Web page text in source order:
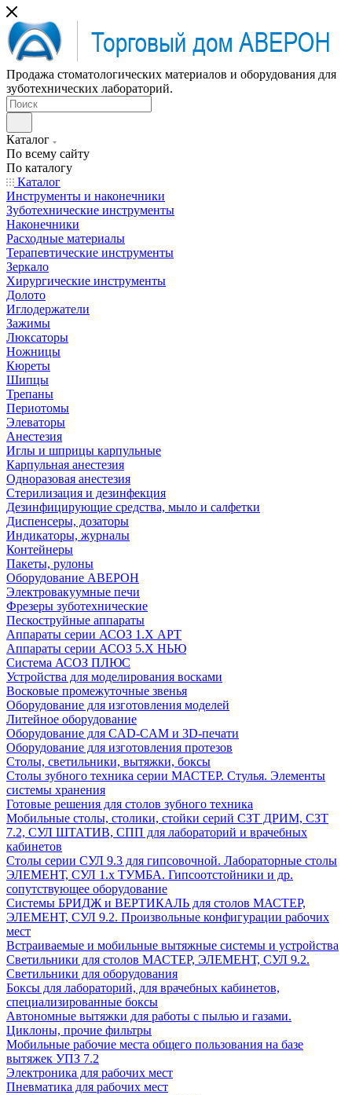
Продажа стоматологических материалов и оборудования для
зуботехнических лабораторий.
Каталог
По всему сайту
По каталогу
Каталог
Инструменты и наконечники
Зуботехнические инструменты
Наконечники
Расходные материалы
Терапевтические инструменты
Зеркало
Хирургические инструменты
Долото
Иглодержатели
Зажимы
Люксаторы
Ножницы
Кюреты
Шипцы
Трепаны
Периотомы
Элеваторы
Анестезия
Иглы и шприцы карпульные
Карпульная анестезия
Одноразовая анестезия
Стерилизация и дезинфекция
Дезинфицирующие средства, мыло и салфетки
Диспенсеры, дозаторы
Индикаторы, журналы
Контейнеры
Пакеты, рулоны
Оборудование АВЕРОН
Электровакуумные печи
Фрезеры зуботехнические
Пескоструйные аппараты
Аппараты серии АСОЗ 1.Х АРТ
Аппараты серии АСОЗ 5.Х НЬЮ
Система АСОЗ ПЛЮС
Устройства для моделирования восками
Восковые промежуточные звенья
Оборудование для изготовления моделей
Литейное оборудование
Оборудование для CAD-CAM и 3D-печати
Оборудование для изготовления протезов
Cтолы, светильники, вытяжки, боксы
Столы зубного техника серии МАСТЕР. Стулья. Элементы
системы хранения
Готовые решения для столов зубного техника
Мобильные столы, столики, стойки серий СЗТ ДРИМ, СЗТ
7.2, СУЛ ШТАТИВ, СПП для лабораторий и врачебных
кабинетов
Столы серии СУЛ 9.3 для гипсовочной. Лабораторные столы
ЭЛЕМЕНТ, СУЛ 1.х ТУМБА. Гипсоотстойники и др.
сопутствующее оборудование
Системы БРИДЖ и ВЕРТИКАЛЬ для столов МАСТЕР,
ЭЛЕМЕНТ, СУЛ 9.2. Произвольные конфигурации рабочих
мест
Встраиваемые и мобильные вытяжные системы и устройства
Светильники для столов МАСТЕР, ЭЛЕМЕНТ, СУЛ 9.2.
Светильники для оборудования
Боксы для лабораторий, для врачебных кабинетов,
специализированные боксы
Автономные вытяжки для работы с пылью и газами.
Циклоны, прочие фильтры
Мобильные рабочие места общего пользования на базе
вытяжек УПЗ 7.2
Электроника для рабочих мест
Пневматика для рабочих мест